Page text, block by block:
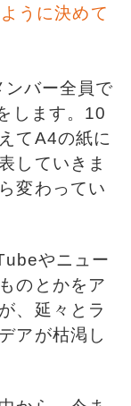
うに決めて
ンバー全員で
します。10
てA4の紙に
していきま
変わってい
やニュー
のとかをア
、延々とラ
アが枯渇し